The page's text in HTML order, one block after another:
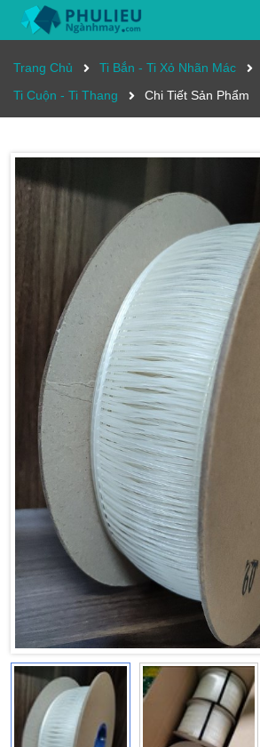
Trang Chủ
Ti Bắn - Ti Xỏ Nhãn Mác
Ti Cuộn - Ti Thang
Chi Tiết Sản Phẩm